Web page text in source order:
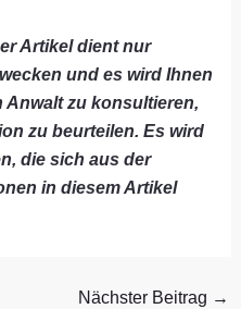
Artikel dient nur
und es wird Ihnen
zu konsultieren,
zu beurteilen. Es wird
die sich aus der
in diesem Artikel
Nächster Beitrag →